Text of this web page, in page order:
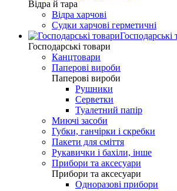
Відра й тара
Відра харчові
Судки харчові герметичні
Господарські
Господарські товари
Канцтовари
Паперові вироби
Паперові вироби
Рушники
Серветки
Туалетний папір
Миючі засоби
Губки, ганчірки і скребки
Пакети для сміття
Рукавички і бахіли, інше
Прибори та аксесуари
Прибори та аксесуари
Одноразові прибори